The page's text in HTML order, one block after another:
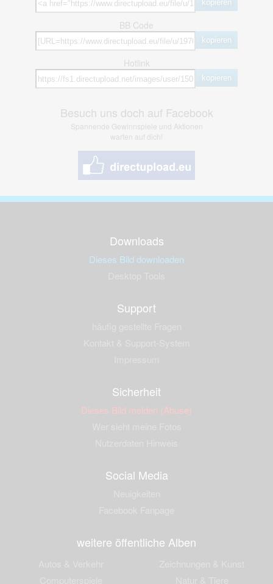
kopieren
BB Code
kopieren
Hotlink
kopieren
Besuch uns doch auf Facebook
Spannende Gewinnspiele und Aktionen
warten auf dich!
Downloads
Dieses Bild downloaden
Support
Sicherheit
Dieses Bild melden (Abuse)
Social Media
weitere öffentliche Alben